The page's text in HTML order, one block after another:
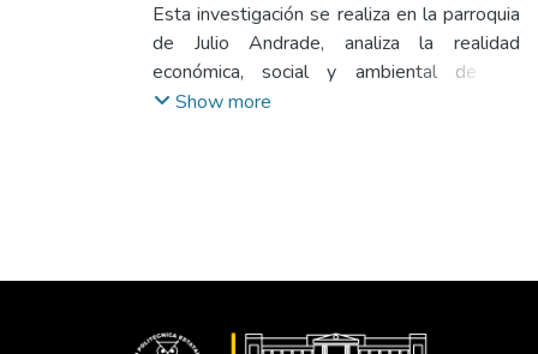
2018-09)Guadir Calpa, Washington Paul;
Timaná Chaucanes, Alexandra Aracelly
Esta investigación se realiza en la parroquia
de Julio Andrade, analiza la realidad
económica, social y ambiental de los
papicultores, relacionada con el capital de
hacen de forma empírica, el 79% de ellos
Show more